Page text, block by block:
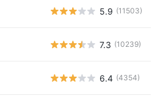
5.9 (11503)
7.3 (10239)
6.4 (4354)